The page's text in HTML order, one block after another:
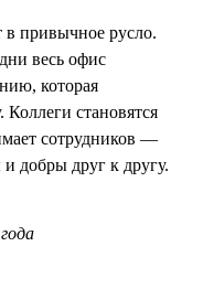
в привычное русло.
весь офис
которая
становятся
сотрудников —
добры друг к другу.